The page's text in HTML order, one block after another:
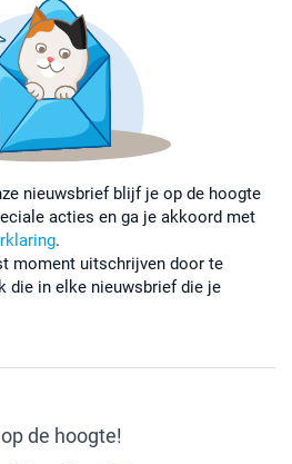
nieuwsbrief blijf je op de hoogte
acties en ga je akkoord met
.
moment uitschrijven door te
die in elke nieuwsbrief die je
de hoogte!